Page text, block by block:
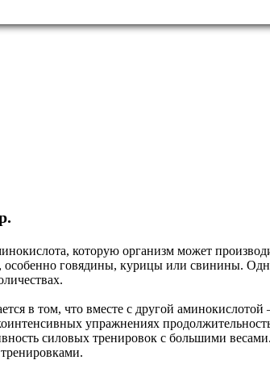
которую организм может
особенно говядины, курицы или свинины.
в том, что вместе с другой
упражнениях
силовых тренировок с большими